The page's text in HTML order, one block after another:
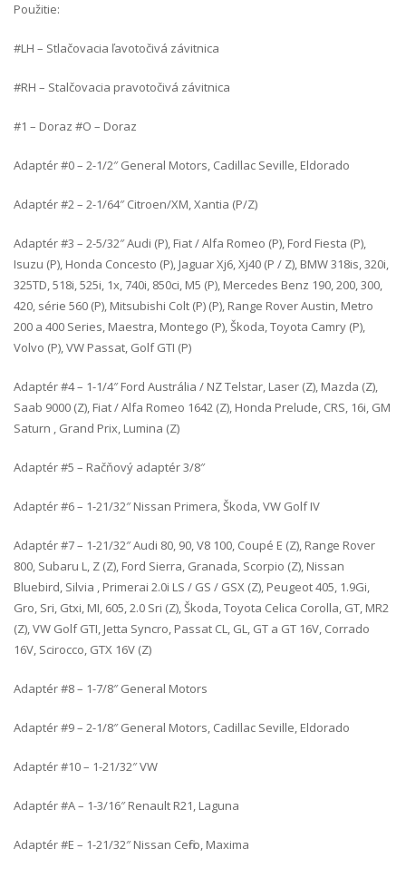
Použitie:
#LH – Stlačovacia ľavotočivá závitnica
#RH – Stalčovacia pravotočivá závitnica
#1 – Doraz #O – Doraz
Adaptér #0 – 2-1/2″ General Motors, Cadillac Seville, Eldorado
Adaptér #2 – 2-1/64″ Citroen/XM, Xantia (P/Z)
Adaptér #3 – 2-5/32″ Audi (P), Fiat / Alfa Romeo (P), Ford Fiesta (P),
Isuzu (P), Honda Concesto (P), Jaguar Xj6, Xj40 (P / Z), BMW 318is, 320i,
325TD, 518i, 525i, 1x, 740i, 850ci, M5 (P), Mercedes Benz 190, 200, 300,
420, série 560 (P), Mitsubishi Colt (P) (P), Range Rover Austin, Metro
200 a 400 Series, Maestra, Montego (P), Škoda, Toyota Camry (P),
Volvo (P), VW Passat, Golf GTI (P)
Adaptér #4 – 1-1/4″ Ford Austrália / NZ Telstar, Laser (Z), Mazda (Z),
Saab 9000 (Z), Fiat / Alfa Romeo 1642 (Z), Honda Prelude, CRS, 16i, GM
Saturn , Grand Prix, Lumina (Z)
Adaptér #5 – Račňový adaptér 3/8″
Adaptér #6 – 1-21/32″ Nissan Primera, Škoda, VW Golf IV
Adaptér #7 – 1-21/32″ Audi 80, 90, V8 100, Coupé E (Z), Range Rover
800, Subaru L, Z (Z), Ford Sierra, Granada, Scorpio (Z), Nissan
Bluebird, Silvia , Primerai 2.0i LS / GS / GSX (Z), Peugeot 405, 1.9Gi,
Gro, Sri, Gtxi, MI, 605, 2.0 Sri (Z), Škoda, Toyota Celica Corolla, GT, MR2
(Z), VW Golf GTI, Jetta Syncro, Passat CL, GL, GT a GT 16V, Corrado
16V, Scirocco, GTX 16V (Z)
Adaptér #8 – 1-7/8″ General Motors
Adaptér #9 – 2-1/8″ General Motors, Cadillac Seville, Eldorado
Adaptér #10 – 1-21/32″ VW
Adaptér #A – 1-3/16″ Renault R21, Laguna
Adaptér #E – 1-21/32″ Nissan Cefiro, Maxima